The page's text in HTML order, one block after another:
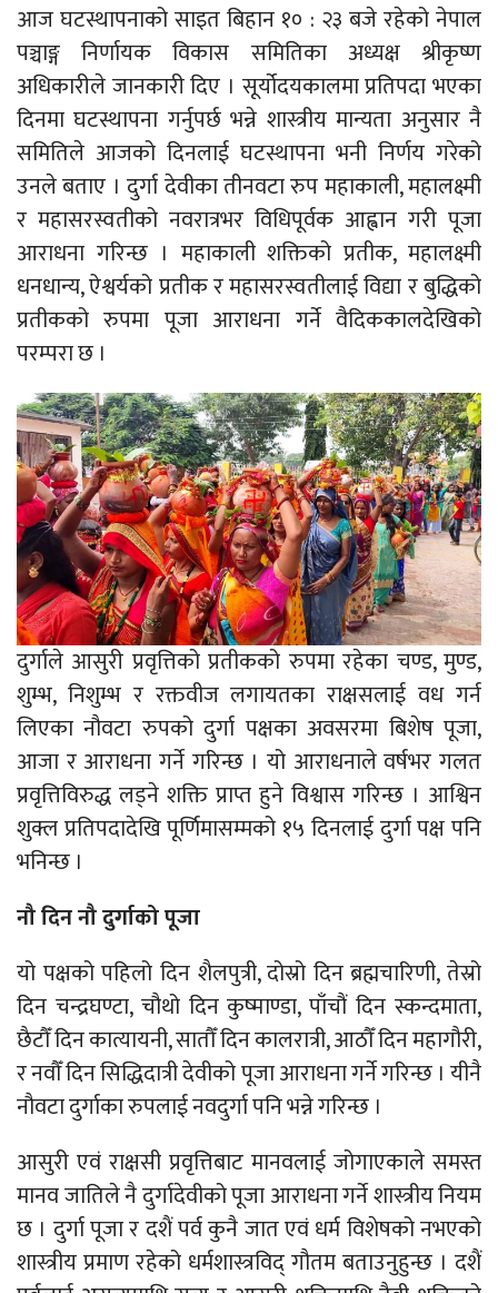
आज घटस्थापनाको साइत बिहान १० : २३ बजे रहेको नेपाल
पञ्चाङ्ग निर्णायक विकास समितिका अध्यक्ष श्रीकृष्ण
अधिकारीले जानकारी दिए । सूर्योदयकालमा प्रतिपदा भएका
दिनमा घटस्थापना गर्नुपर्छ भन्ने शास्त्रीय मान्यता अनुसार नै
समितिले आजको दिनलाई घटस्थापना भनी निर्णय गरेको
उनले बताए । दुर्गा देवीका तीनवटा रुप महाकाली, महालक्ष्मी
र महासरस्वतीको नवरात्रभर विधिपूर्वक आह्वान गरी पूजा
आराधना गरिन्छ । महाकाली शक्तिको प्रतीक, महालक्ष्मी
धनधान्य, ऐश्वर्यको प्रतीक र महासरस्वतीलाई विद्या र बुद्धिको
प्रतीकको रुपमा पूजा आराधना गर्ने वैदिककालदेखिको
परम्परा छ ।
दुर्गाले आसुरी प्रवृत्तिको प्रतीकको रुपमा रहेका चण्ड, मुण्ड,
शुम्भ, निशुम्भ र रक्तवीज लगायतका राक्षसलाई वध गर्न
लिएका नौवटा रुपको दुर्गा पक्षका अवसरमा बिशेष पूजा,
आजा र आराधना गर्ने गरिन्छ । यो आराधनाले वर्षभर गलत
प्रवृत्तिविरुद्ध लड्ने शक्ति प्राप्त हुने विश्वास गरिन्छ । आश्विन
शुक्ल प्रतिपदादेखि पूर्णिमासम्मको १५ दिनलाई दुर्गा पक्ष पनि
भनिन्छ ।
नौ दिन नौ दुर्गाको पूजा
यो पक्षको पहिलो दिन शैलपुत्री, दोस्रो दिन ब्रह्मचारिणी, तेस्रो
दिन चन्द्रघण्टा, चौथो दिन कुष्माण्डा, पाँचौं दिन स्कन्दमाता,
छैटौँ दिन कात्यायनी, सातौँ दिन कालरात्री, आठौँ दिन महागौरी,
र नवौँ दिन सिद्धिदात्री देवीको पूजा आराधना गर्ने गरिन्छ । यीनै
नौवटा दुर्गाका रुपलाई नवदुर्गा पनि भन्ने गरिन्छ ।
आसुरी एवं राक्षसी प्रवृत्तिबाट मानवलाई जोगाएकाले समस्त
मानव जातिले नै दुर्गादेवीको पूजा आराधना गर्ने शास्त्रीय नियम
छ । दुर्गा पूजा र दशैं पर्व कुनै जात एवं धर्म विशेषको नभएको
शास्त्रीय प्रमाण रहेको धर्मशास्त्रविद् गौतम बताउनुहुन्छ । दशैं